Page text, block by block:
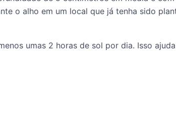
o alho em um local que já tenha sido
umas 2 horas de sol por dia. Isso